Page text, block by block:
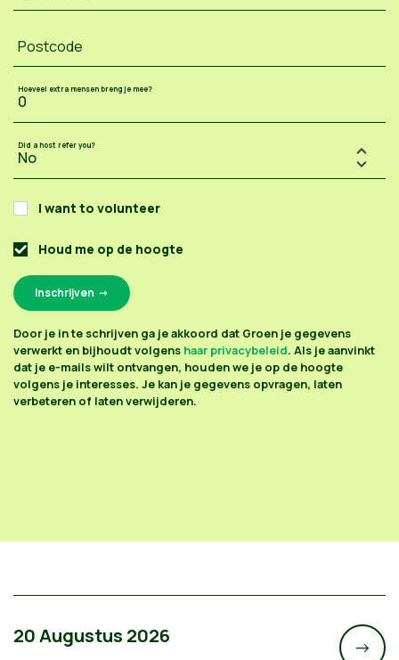
Postcode
Hoeveel extra mensen breng je mee?
Did a host refer you?
I want to volunteer
Houd me op de hoogte
Door je in te schrijven ga je akkoord dat Groen je gegevens
verwerkt en bijhoudt volgens haar privacybeleid. Als je aanvinkt
dat je e-mails wilt ontvangen, houden we je op de hoogte
volgens je interesses. Je kan je gegevens opvragen, laten
verbeteren of laten verwijderen.
20 Augustus 2026 ->